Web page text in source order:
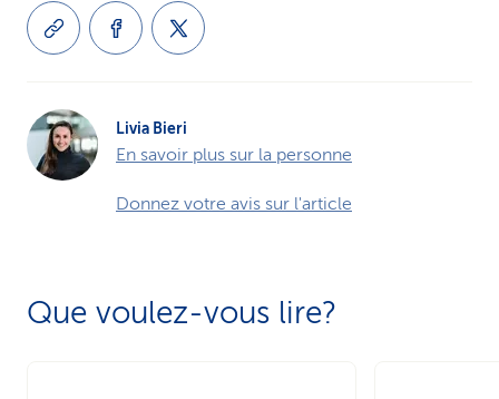
Livia Bieri
En savoir plus sur la personne
Donnez votre avis sur l'article
Que voulez-vous lire?